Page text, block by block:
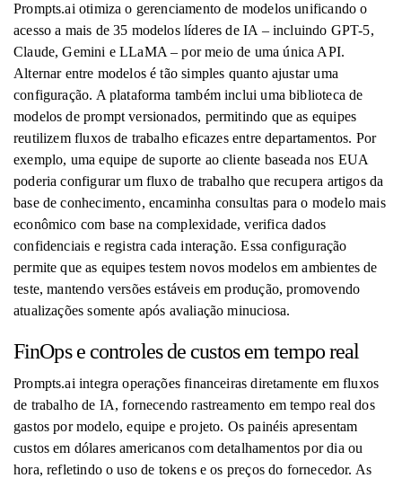
Prompts.ai otimiza o gerenciamento de modelos unificando o
acesso a mais de 35 modelos líderes de IA – incluindo GPT-5,
Claude, Gemini e LLaMA – por meio de uma única API.
Alternar entre modelos é tão simples quanto ajustar uma
configuração. A plataforma também inclui uma biblioteca de
modelos de prompt versionados, permitindo que as equipes
reutilizem fluxos de trabalho eficazes entre departamentos. Por
exemplo, uma equipe de suporte ao cliente baseada nos EUA
poderia configurar um fluxo de trabalho que recupera artigos da
base de conhecimento, encaminha consultas para o modelo mais
econômico com base na complexidade, verifica dados
confidenciais e registra cada interação. Essa configuração
permite que as equipes testem novos modelos em ambientes de
teste, mantendo versões estáveis ​​em produção, promovendo
atualizações somente após avaliação minuciosa.
FinOps e controles de custos em tempo real
Prompts.ai integra operações financeiras diretamente em fluxos
de trabalho de IA, fornecendo rastreamento em tempo real dos
gastos por modelo, equipe e projeto. Os painéis apresentam
custos em dólares americanos com detalhamentos por dia ou
hora, refletindo o uso de tokens e os preços do fornecedor. As